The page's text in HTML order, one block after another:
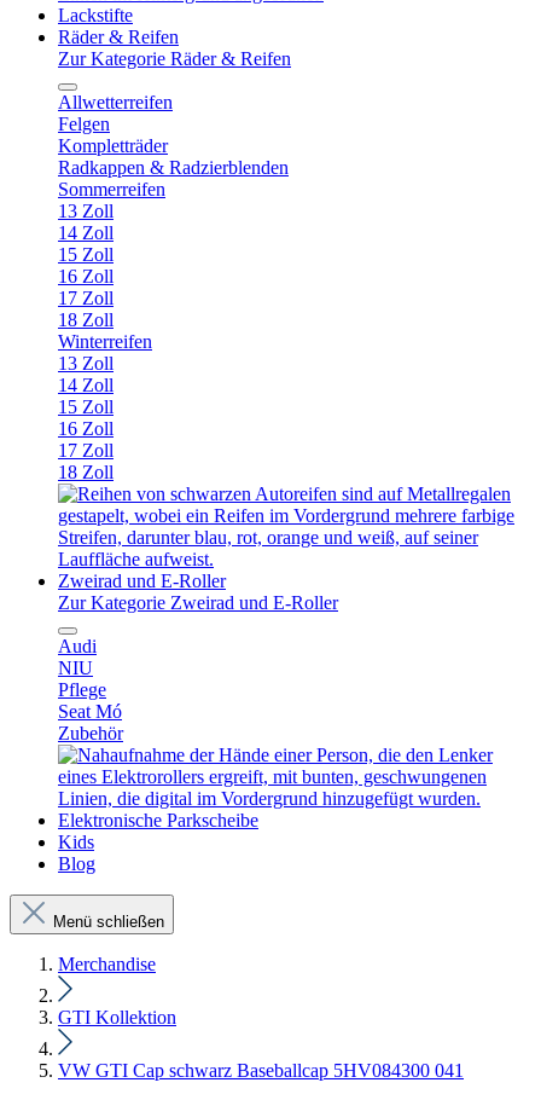
Lackstifte
Räder & Reifen
Zur Kategorie Räder & Reifen
Allwetterreifen
Felgen
Kompletträder
Radkappen & Radzierblenden
Sommerreifen
13 Zoll
14 Zoll
15 Zoll
16 Zoll
17 Zoll
18 Zoll
Winterreifen
13 Zoll
14 Zoll
15 Zoll
16 Zoll
17 Zoll
18 Zoll
Zweirad und E-Roller
Zur Kategorie Zweirad und E-Roller
Audi
NIU
Pflege
Seat Mó
Zubehör
Elektronische Parkscheibe
Kids
Blog
Menü schließen
Merchandise
GTI Kollektion
VW GTI Cap schwarz Baseballcap 5HV084300 041